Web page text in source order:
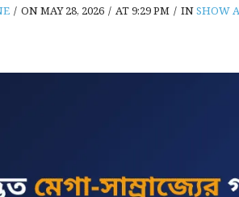
/ ON MAY 28, 2026 / AT 9:29 PM / INSHOW